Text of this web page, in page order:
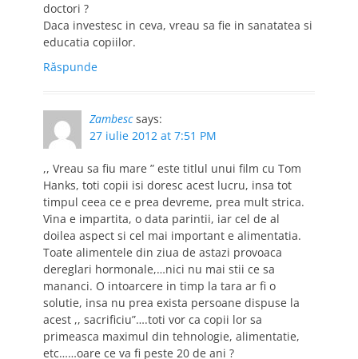
doctori ?
Daca investesc in ceva, vreau sa fie in sanatatea si
educatia copiilor.
Răspunde
Zambesc says:
27 iulie 2012 at 7:51 PM
,, Vreau sa fiu mare ” este titlul unui film cu Tom
Hanks, toti copii isi doresc acest lucru, insa tot
timpul ceea ce e prea devreme, prea mult strica.
Vina e impartita, o data parintii, iar cel de al
doilea aspect si cel mai important e alimentatia.
Toate alimentele din ziua de astazi provoaca
dereglari hormonale,…nici nu mai stii ce sa
mananci. O intoarcere in timp la tara ar fi o
solutie, insa nu prea exista persoane dispuse la
acest ,, sacrificiu”….toti vor ca copii lor sa
primeasca maximul din tehnologie, alimentatie,
etc……oare ce va fi peste 20 de ani ?